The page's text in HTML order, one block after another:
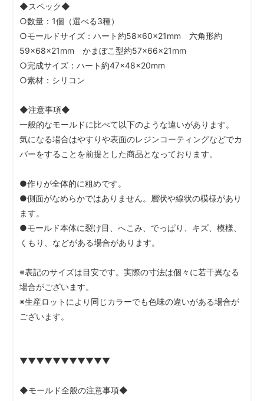
◆スペック◆
○数量：1個（選べる3種）
○モールドサイズ：ハート約58×60×21mm 六角形約
59×68×21mm かまぼこ型約57×66×21mm
○完成サイズ：ハート約47×48×20mm
○素材：シリコン
◆注意事項◆
一般的なモールドに比べて以下のような違いがあります。
気になる場合はやすりや表面のレジンコーティングなどでカ
バーをすることを前提とした商品となっております。
●作りが全体的に粗めです。
●側面がなめらかではありません。層状や線状の模様があり
ます。
●モールド本体に裂け目、へこみ、でっぱり、キズ、模様、
くもり、などがある場合があります。
※表記のサイズは目安です。実際の寸法は個々に若干異なる
場合がございます。
※生産ロットにより同じカラーでも色味の違いがある場合が
ございます。
▼▼▼▼▼▼▼▼▼▼▼
◆モールド全般の注意事項◆